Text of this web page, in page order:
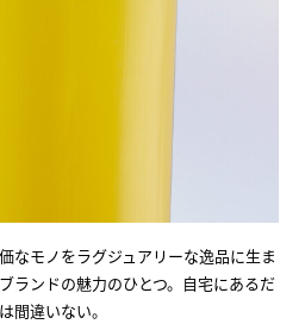
なモノをラグジュアリーな逸品に生ま
ランドの魅力のひとつ。自宅にあるだ
間違いない。